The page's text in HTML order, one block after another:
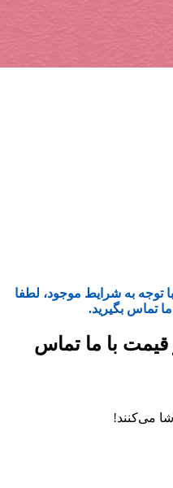
توجه به شرایط موجود، لطفا
تماس بگیرید.
با ما تماس
می‌کنند!